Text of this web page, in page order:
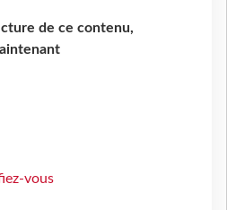
de ce contenu,
vous